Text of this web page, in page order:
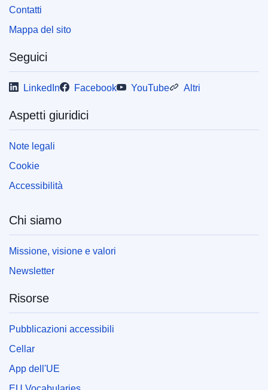
Contatti
Mappa del sito
Seguici
LinkedIn Facebook YouTube Altri
Aspetti giuridici
Note legali
Cookie
Accessibilità
Chi siamo
Missione, visione e valori
Newsletter
Risorse
Pubblicazioni accessibili
Cellar
App dell'UE